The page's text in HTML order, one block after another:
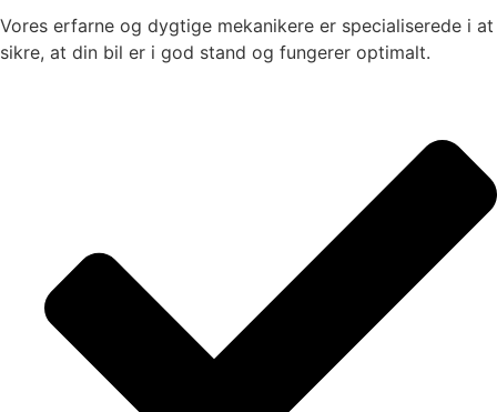
Vores erfarne og dygtige mekanikere er specialiserede i at
sikre, at din bil er i god stand og fungerer optimalt.